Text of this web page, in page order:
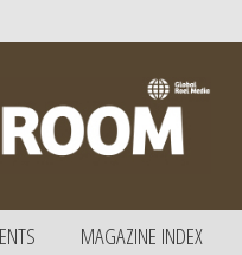
MAGAZINE INDEX